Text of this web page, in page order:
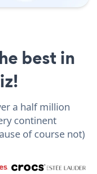
best in
a half million
continent
of course not)